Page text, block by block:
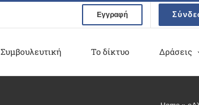
Εγγραφή
Συμβουλευτική Το δίκτυο Δράσεις